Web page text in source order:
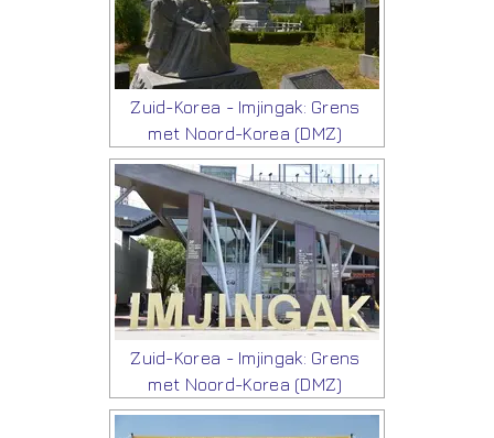
Zuid-Korea - Imjingak: Grens
met Noord-Korea (DMZ)
Zuid-Korea - Imjingak: Grens
met Noord-Korea (DMZ)